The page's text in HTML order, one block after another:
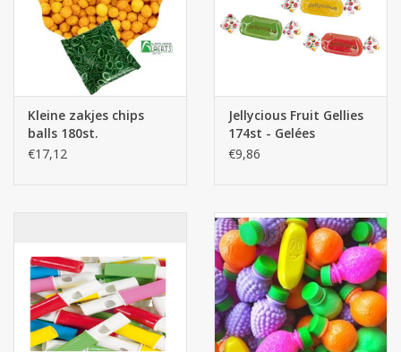
Kleine zakjes chips
balls 180st.
€17,12
Jellycious Fruit Gellies
174st - Gelées
€9,86